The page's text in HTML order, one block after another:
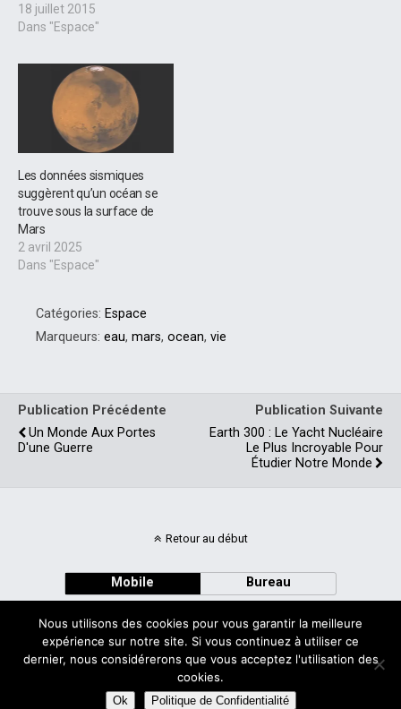
18 juillet 2015
Dans "Espace"
Les données sismiques
suggèrent qu’un océan se
trouve sous la surface de
Mars
2 avril 2025
Dans "Espace"
Catégories: Espace
Marqueurs: eau, mars, ocean, vie
Publication Précédente
Un Monde Aux Portes
D'une Guerre
Publication Suivante
Earth 300 : Le Yacht Nucléaire
Le Plus Incroyable Pour
Étudier Notre Monde
Retour au début
Mobile Bureau
Avec
WPtouch Mobile Suite for WordPress
Nous utilisons des cookies pour vous garantir la meilleure
expérience sur notre site. Si vous continuez à utiliser ce
dernier, nous considérerons que vous acceptez l'utilisation des
cookies.
Ok Politique de Confidentialité